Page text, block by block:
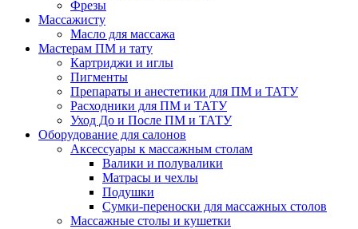
Фрезы
Массажисту
Масло для массажа
Мастерам ПМ и тату
Картриджи и иглы
Пигменты
Препараты и анестетики для ПМ и ТАТУ
Расходники для ПМ и ТАТУ
Уход До и После ПМ и ТАТУ
Оборудование для салонов
Аксессуары к массажным столам
Валики и полувалики
Матрасы и чехлы
Подушки
Сумки-переноски для массажных столов
Массажные столы и кушетки